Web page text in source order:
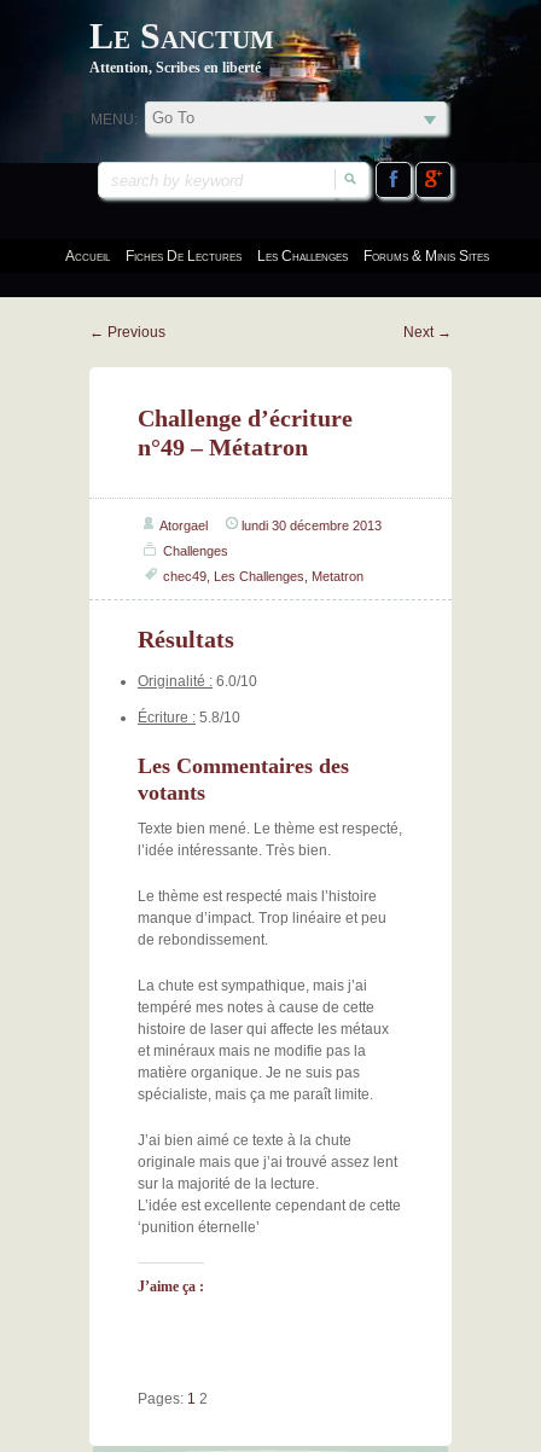
Le Sanctum
Attention, Scribes en liberté
MENU:
Accueil Fiches De Lectures Les Challenges Forums & Minis Sites
← Previous Next →
Challenge d’écriture
n°49 – Métatron
Atorgael
lundi 30 décembre 2013
Challenges
chec49 Les Challenges Metatron
Résultats
Originalité : 6.0/10
Écriture : 5.8/10
Les Commentaires des
votants
Texte bien mené. Le thème est respecté,
l’idée intéressante. Très bien.
Le thème est respecté mais l’histoire
manque d’impact. Trop linéaire et peu
de rebondissement.
La chute est sympathique, mais j’ai
tempéré mes notes à cause de cette
histoire de laser qui affecte les métaux
et minéraux mais ne modifie pas la
matière organique. Je ne suis pas
spécialiste, mais ça me paraît limite.
J’ai bien aimé ce texte à la chute
originale mais que j’ai trouvé assez lent
sur la majorité de la lecture.
L’idée est excellente cependant de cette
‘punition éternelle’
J’aime ça :
Pages: 1 2